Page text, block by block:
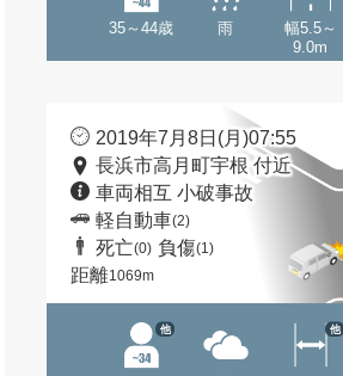
35～44歳 雨
幅5.5～
9.0m
2019年7月8日(月)07:55
長浜市高月町宇根 付近
車両相互 小破事故
軽自動車(2)
死亡(0) 負傷(1)
距離1069m
他 他